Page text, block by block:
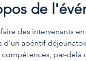
de
faire des intervenants
apéritif
par-delà